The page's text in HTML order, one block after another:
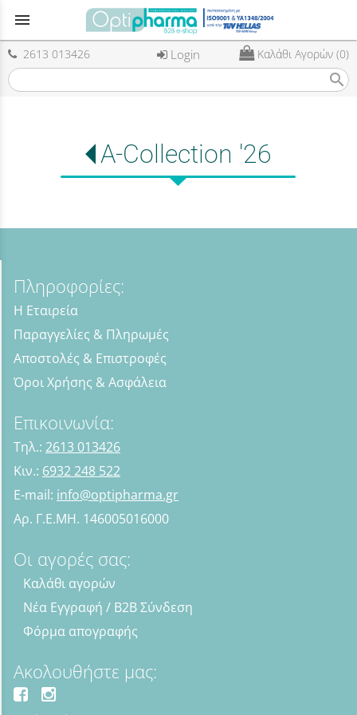
menu
2613 013426 Login Καλάθι Αγορών (0)
search
A-Collection '26
Πληροφορίες:
Η Εταιρεία
Παραγγελίες & Πληρωμές
Αποστολές & Επιστροφές
Όροι Χρήσης & Ασφάλεια
Επικοινωνία:
Τηλ.: 2613 013426
Κιν.: 6932 248 522
E-mail: info@optipharma.gr
Αρ. Γ.Ε.ΜΗ. 146005016000
Οι αγορές σας:
Καλάθι αγορών
Νέα Εγγραφή / B2B Σύνδεση
Φόρμα απογραφής
Ακολουθήστε μας: